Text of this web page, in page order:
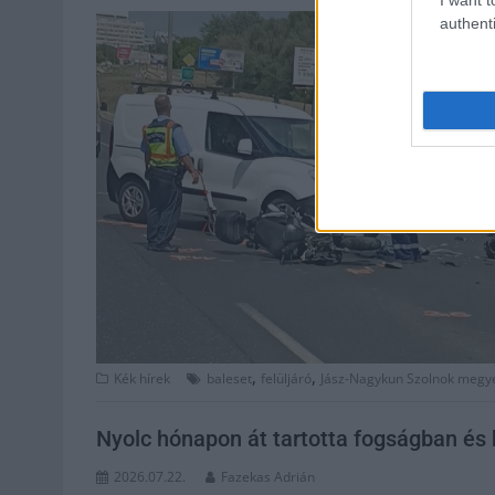
Kék hírek baleset, felüljáró, Jász-Nagykun Szolnok
Nyolc hónapon át tartotta fogságban
2026.07.22. Fazekas Adrián